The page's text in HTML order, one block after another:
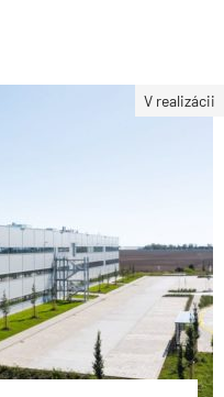
V realizácii